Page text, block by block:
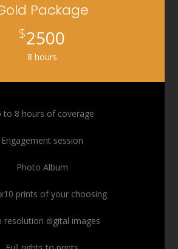
Package
$2500
8 hours
to 8 hours of coverage
Engagement session
Photo Album
prints of your choosing
resolution digital images